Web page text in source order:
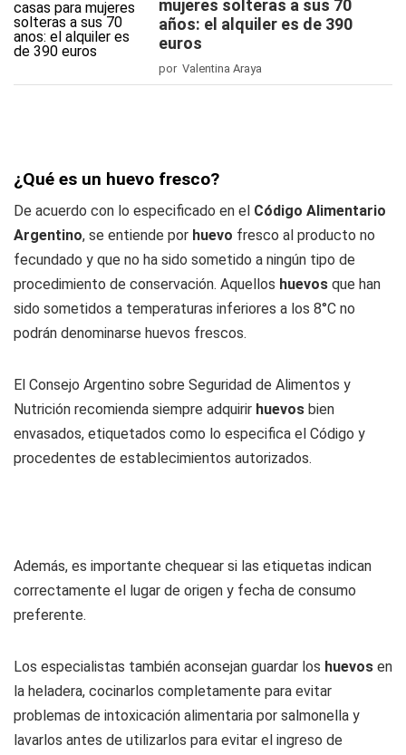
mujeres solteras a sus 70
años: el alquiler es de 390
euros
por Valentina Araya
¿Qué es un huevo fresco?
De acuerdo con lo especificado en el Código Alimentario
Argentino, se entiende por huevo fresco al producto no
fecundado y que no ha sido sometido a ningún tipo de
procedimiento de conservación. Aquellos huevos que han
sido sometidos a temperaturas inferiores a los 8°C no
podrán denominarse huevos frescos.
El Consejo Argentino sobre Seguridad de Alimentos y
Nutrición recomienda siempre adquirir huevos bien
envasados, etiquetados como lo especifica el Código y
procedentes de establecimientos autorizados.
Además, es importante chequear si las etiquetas indican
correctamente el lugar de origen y fecha de consumo
preferente.
Los especialistas también aconsejan guardar los huevos en
la heladera, cocinarlos completamente para evitar
problemas de intoxicación alimentaria por salmonella y
lavarlos antes de utilizarlos para evitar el ingreso de